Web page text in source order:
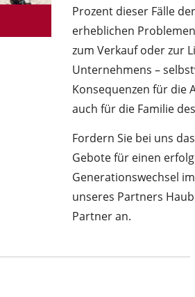
Prozent dieser Fälle
erheblichen
zum Verkauf oder zur
Unternehmens –
Konsequenzen für die
auch für die Familie
Fordern Sie bei uns
Gebote für einen
Generationswechsel
unseres Partners
Partner an.